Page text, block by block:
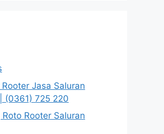
Rooter Jasa Saluran
(0361) 725 220
Rooter Saluran